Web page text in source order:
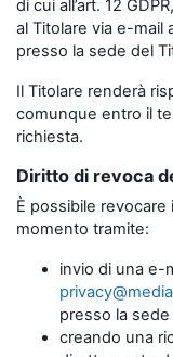
di cui all’art. 12
al Titolare via e-mail
presso la sede del
Il Titolare renderà
comunque entro il
richiesta.
Diritto di revoca
È possibile
momento tramite:
invio di una e-
presso la
creando una